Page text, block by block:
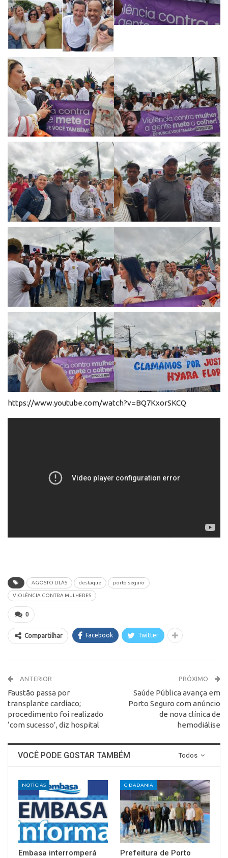
https://www.youtube.com/watch?v=BQ7KxorSKCQ
AGOSTO LILÁS destaque porto seguro
VIOLÊNCIA CONTRA MULHERES
0
Compartilhar Facebook Twitter
ANTERIOR
Faustão passa por
transplante cardíaco;
procedimento foi realizado
‘com sucesso’, diz hospital
PRÓXIMO
Saúde Pública avança em
Porto Seguro com anúncio
de nova clínica de
hemodiálise
Todos
VOCÊ PODE GOSTAR TAMBÉM
NOTÍCIAS
Embasa interromperá
CIDADANIA
Prefeitura de Porto